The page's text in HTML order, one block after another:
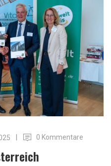
0 Kommentare